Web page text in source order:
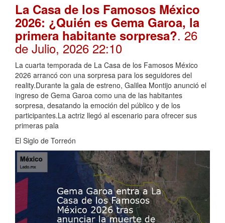
La Casa de los Famosos México
2026: ¿Quién es Gema Garoa, la
primera habitante sorpresa?. 26
de Julio, 2026 22:10
La cuarta temporada de La Casa de los Famosos México
2026 arrancó con una sorpresa para los seguidores del
reality.Durante la gala de estreno, Galilea Montijo anunció el
ingreso de Gema Garoa como una de las habitantes
sorpresa, desatando la emoción del público y de los
participantes.La actriz llegó al escenario para ofrecer sus
primeras pala
El Siglo de Torreón